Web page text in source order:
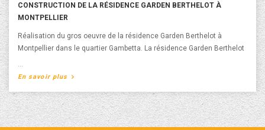
CONSTRUCTION DE LA RÉSIDENCE GARDEN BERTHELOT À
MONTPELLIER
Réalisation du gros oeuvre de la résidence Garden Berthelot à
Montpellier dans le quartier Gambetta. La résidence Garden Berthelot
plancher de 4300 m2. Les Maîtres d’ouvrage sont Magali Carrillo et
est prévue en 2019.
En savoir plus A propos de Construction de la Résidence Garden